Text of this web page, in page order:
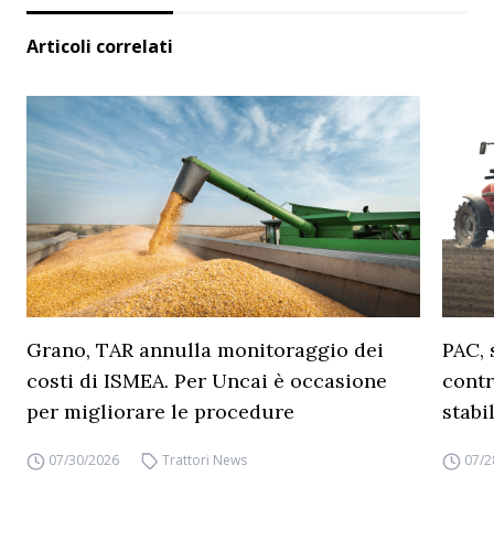
Articoli correlati
Grano, TAR annulla monitoraggio dei
costi di ISMEA. Per Uncai è occasione
per migliorare le procedure
07/30/2026 Trattori News 07/